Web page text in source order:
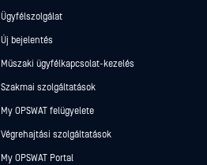
Ügyfélszolgálat
Új bejelentés
Műszaki ügyfélkapcsolat-kezelés
Szakmai szolgáltatások
My OPSWAT felügyelete
Végrehajtási szolgáltatások
My OPSWAT Portal